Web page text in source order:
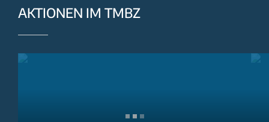
AKTIONEN IM TMBZ